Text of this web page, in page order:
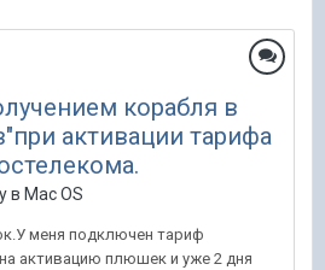
корабля в
активации тарифа
в Mac OS
меня подключен тариф
активацию плюшек и уже 2 дня